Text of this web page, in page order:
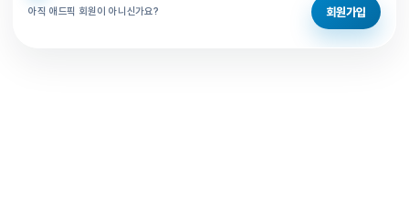
아직 애드픽 회원이 아니신가요? 회원가입